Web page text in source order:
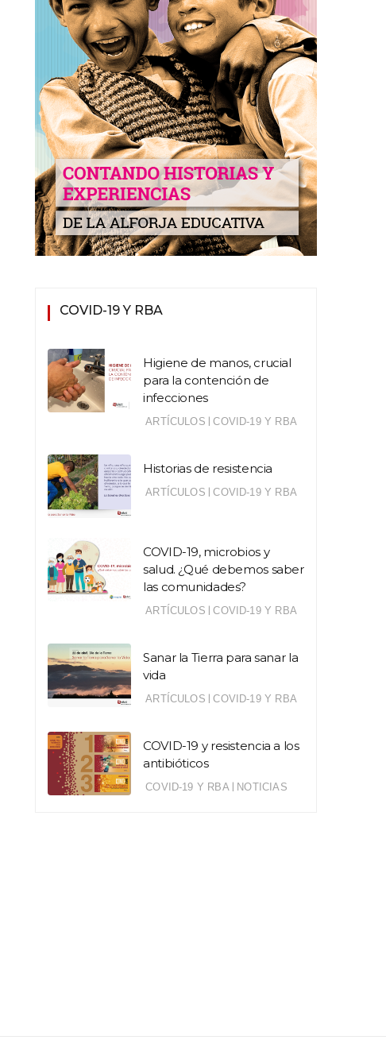
COVID-19 Y RBA
Higiene de manos, crucial
para la contención de
infecciones
ARTÍCULOS | COVID-19 Y RBA
Historias de resistencia
ARTÍCULOS | COVID-19 Y RBA
COVID-19, microbios y
salud. ¿Qué debemos saber
las comunidades?
ARTÍCULOS | COVID-19 Y RBA
Sanar la Tierra para sanar la
vida
ARTÍCULOS | COVID-19 Y RBA
COVID-19 y resistencia a los
antibióticos
COVID-19 Y RBA | NOTICIAS